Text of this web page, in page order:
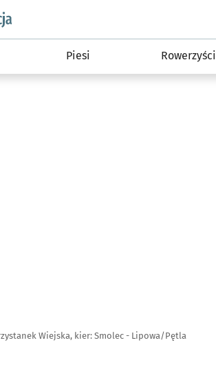
podserwis: Komunikacja
Piesi Rowerzyści
Wiejska, kier: Smolec - Lipowa/Pętla